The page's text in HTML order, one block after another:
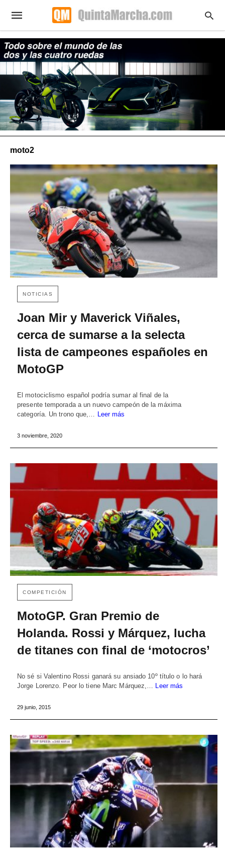
moto2
NOTICIAS
Joan Mir y Maverick Viñales,
cerca de sumarse a la selecta
lista de campeones españoles en
MotoGP
El motociclismo español podría sumar al final de la
presente temporada a un nuevo campeón de la máxima
categoría. Un trono que,… Leer más
3 noviembre, 2020
COMPETICIÓN
MotoGP. Gran Premio de
Holanda. Rossi y Márquez, lucha
de titanes con final de ‘motocros’
No sé si Valentino Rossi ganará su ansiado 10º título o lo hará
Jorge Lorenzo. Peor lo tiene Marc Márquez,…
Leer más
29 junio, 2015